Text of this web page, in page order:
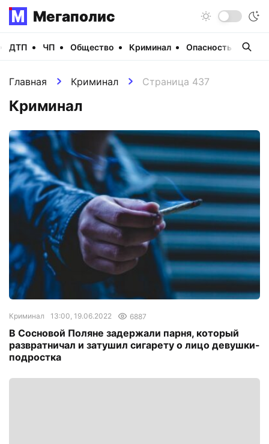
Мегаполис
ДТП ЧП Общество Криминал Опасность
Главная Криминал Страница 437
Криминал
Криминал 13:00, 19.06.2022 6887
В Сосновой Поляне задержали парня, который
развратничал и затушил сигарету о лицо девушки-
подростка